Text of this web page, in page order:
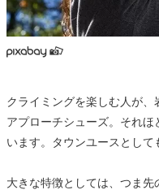
クライミングを楽しむ人が
アプローチシューズ。それ
います。タウンユースとして
大きな特徴としては、つま